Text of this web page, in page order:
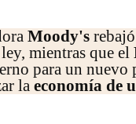
Moody's
mientras que el
para un
la economía de